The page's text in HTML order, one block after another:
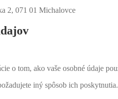
2, 071 01 Michalovce
o tom, ako vaše osobné údaje
iný spôsob ich